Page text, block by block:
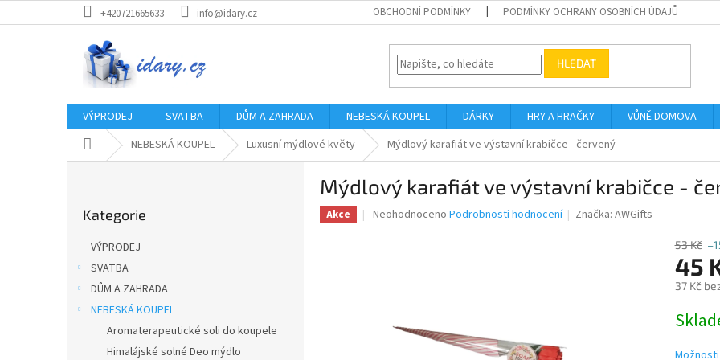
na
+420721665633 info@idary.cz OBCHODNÍ PODMÍNKY PODMÍNKY OCHRANY OSOBNÍCH ÚDAJŮ
HLEDAT
VÝPRODEJ SVATBA DŮM A ZAHRADA NEBESKÁ KOUPEL DÁRKY HRY A HRAČKY VŮNĚ DOMOVA
Domů NEBESKÁ KOUPEL Luxusní mýdlové květy Mýdlový karafiát ve výstavní krabičce - červený
kategorie
Kategorie
VÝPRODEJ
SVATBA
DŮM A ZAHRADA
NEBESKÁ KOUPEL
Aromaterapeutické soli do koupele
Himalájské solné Deo mýdlo
Mýdlový karafiát ve výstavní krabičce -
Akce
Průměrné
Neohodnoceno Podrobnosti hodnocení Značka:AWGifts
53 Kč
45
37 Kč
cena: